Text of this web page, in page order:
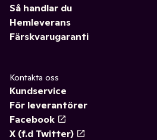
Så handlar du
Hemleverans
Färskvarugaranti
Kontakta oss
Kundservice
För leverantörer
Facebook
X (f.d Twitter)